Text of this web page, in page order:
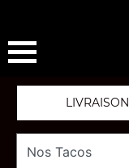
LIVRAISON